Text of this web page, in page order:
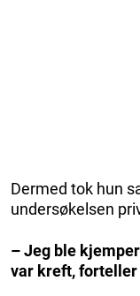
Dermed tok hun
undersøkelsen
– Jeg ble
var kreft, forteller